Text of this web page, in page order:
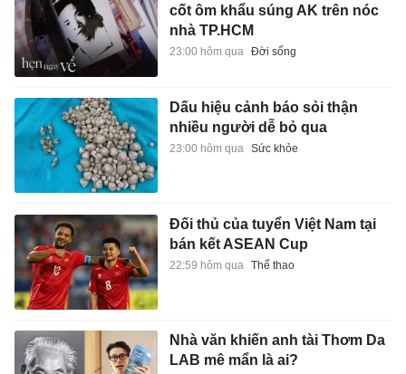
cốt ôm khẩu súng AK trên nóc
nhà TP.HCM
23:00 hôm qua Đời sống
Dấu hiệu cảnh báo sỏi thận
nhiều người dễ bỏ qua
23:00 hôm qua Sức khỏe
Đối thủ của tuyển Việt Nam tại
bán kết ASEAN Cup
22:59 hôm qua Thể thao
Nhà văn khiến anh tài Thơm Da
LAB mê mẩn là ai?